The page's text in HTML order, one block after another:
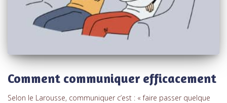
Comment communiquer efficacement
Selon le Larousse, communiquer c’est : « faire passer quelque